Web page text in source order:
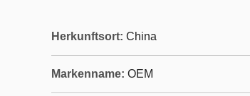
Herkunftsort: China
Markenname: OEM